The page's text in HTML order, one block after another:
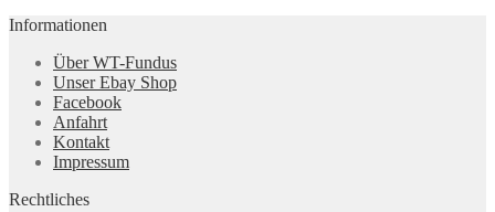
Informationen
Über WT-Fundus
Unser Ebay Shop
Facebook
Anfahrt
Kontakt
Impressum
Rechtliches